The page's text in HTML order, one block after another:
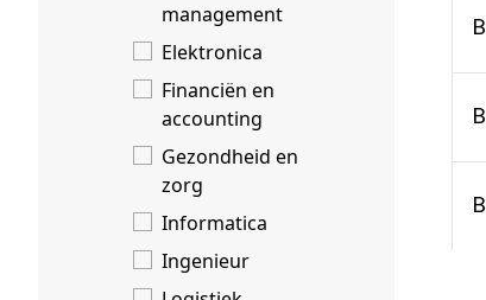
management
Elektronica
Financiën en
accounting
Gezondheid en
zorg
Informatica
Ingenieur